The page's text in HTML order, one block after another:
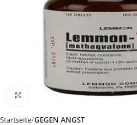
Click to enlarge
Startseite GEGEN ANGST